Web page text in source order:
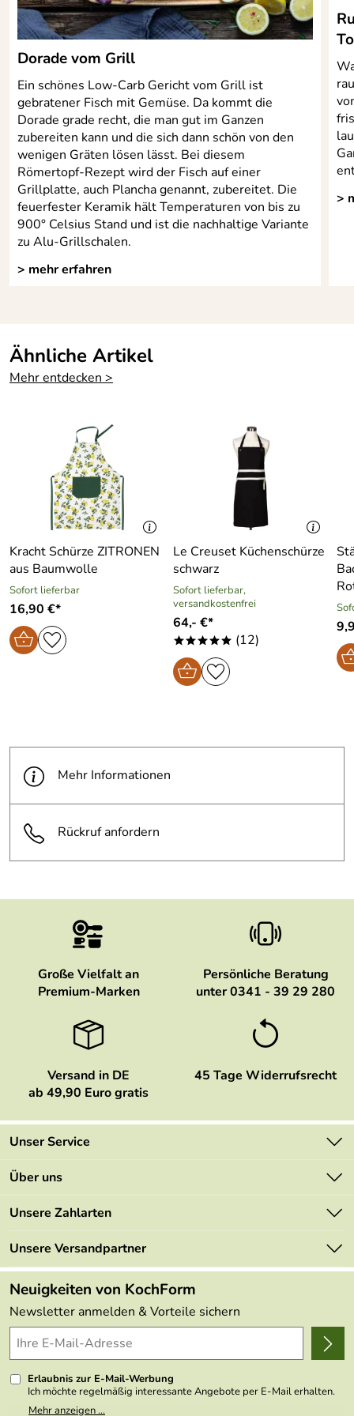
Dorade vom Grill
Ein schönes Low-Carb Gericht vom Grill ist
gebratener Fisch mit Gemüse. Da kommt die
Dorade grade recht, die man gut im Ganzen
zubereiten kann und die sich dann schön von den
wenigen Gräten lösen lässt. Bei diesem
Römertopf-Rezept wird der Fisch auf einer
Grillplatte, auch Plancha genannt, zubereitet. Die
feuerfester Keramik hält Temperaturen von bis zu
900° Celsius Stand und ist die nachhaltige Variante
zu Alu-Grillschalen.
> mehr erfahren
>
Ähnliche Artikel
Mehr entdecken >
Kracht Schürze ZITRONEN
aus Baumwolle
Sofort lieferbar
16,90 €*
Le Creuset Küchenschürze
schwarz
Sofort lieferbar,
versandkostenfrei
64,- €*
***** (12)
Mehr Informationen
Rückruf anfordern
Große Vielfalt an
Premium-Marken
Persönliche Beratung
unter 0341 - 39 29 280
Versand in DE
ab 49,90 Euro gratis
45 Tage Widerrufsrecht
Unser Service
Kontakt
Mehrwertsteuerfrei
Retourenportal
FAQs
Lieferbedingungen
Delivery Terms
Kundenlogin
Über uns
Marken
Angebote
Made in Germany
Themen
Wir über uns
Presse
Unsere Zahlarten
Unsere Versandpartner
Neuigkeiten von KochForm
Newsletter anmelden & Vorteile sichern
Erlaubnis zur E-Mail-Werbung
Ich möchte regelmäßig interessante Angebote per E-Mail erhalten.
Meine E-Mail-Adresse wird nicht an andere Unternehmen
Mehr anzeigen ...